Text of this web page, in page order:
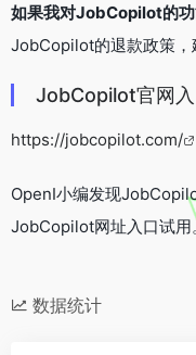
如果我对JobCopilot的功
JobCopilot的退款政策，
JobCopilot官网
https://jobcopilot.com/
OpenI小编发现
JobCopilot网址入口试用
数据统计